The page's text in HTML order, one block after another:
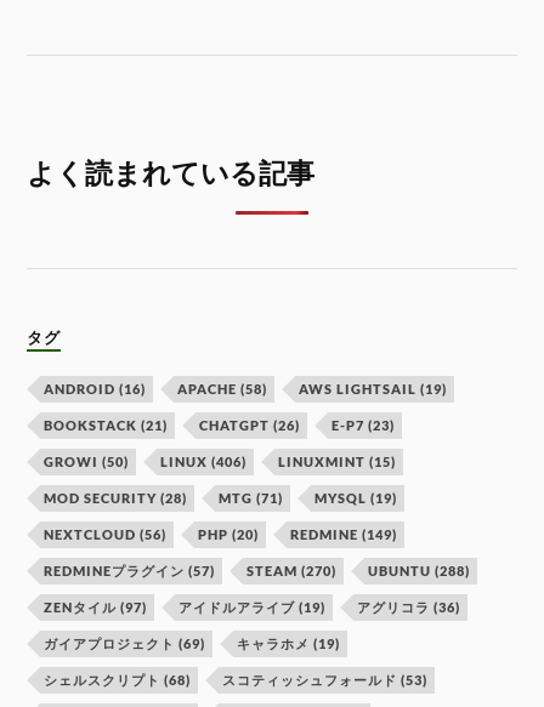
よく読まれている記事
タグ
ANDROID (16) APACHE (58) AWS LIGHTSAIL (19)
BOOKSTACK (21) CHATGPT (26) E-P7 (23)
GROWI (50) LINUX (406) LINUXMINT (15)
MOD SECURITY (28) MTG (71) MYSQL (19)
NEXTCLOUD (56) PHP (20) REDMINE (149)
REDMINEプラグイン (57) STEAM (270) UBUNTU (288)
ZENタイル (97) アイドルアライブ (19) アグリコラ (36)
ガイアプロジェクト (69) キャラホメ (19)
シェルスクリプト (68) スコティッシュフォールド (53)